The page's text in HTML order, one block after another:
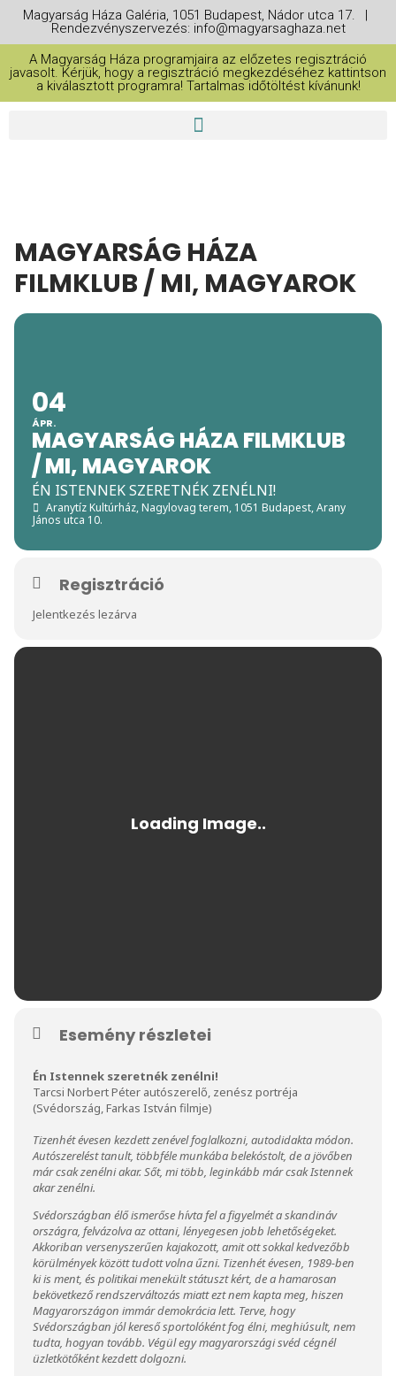
Magyarság Háza Galéria, 1051 Budapest, Nádor utca 17. |
Rendezvényszervezés: info@magyarsaghaza.net
A Magyarság Háza programjaira az előzetes regisztráció
javasolt. Kérjük, hogy a regisztráció megkezdéséhez kattintson
a kiválasztott programra! Tartalmas időtöltést kívánunk!
MAGYARSÁG HÁZA
FILMKLUB / MI, MAGYAROK
04
ÁPR.
MAGYARSÁG HÁZA FILMKLUB
/ MI, MAGYAROK
ÉN ISTENNEK SZERETNÉK ZENÉLNI!
Aranytíz Kultúrház, Nagylovag terem, 1051 Budapest, Arany
János utca 10.
Regisztráció
Jelentkezés lezárva
Esemény részletei
Én Istennek szeretnék zenélni!
Tarcsi Norbert Péter autószerelő, zenész portréja
(Svédország, Farkas István filmje)
Tizenhét évesen kezdett zenével foglalkozni, autodidakta módon.
Autószerelést tanult, többféle munkába belekóstolt, de a jövőben
már csak zenélni akar. Sőt, mi több, leginkább már csak Istennek
akar zenélni.
Svédországban élő ismerőse hívta fel a figyelmét a skandináv
országra, felvázolva az ottani, lényegesen jobb lehetőségeket.
Akkoriban versenyszerűen kajakozott, amit ott sokkal kedvezőbb
körülmények között tudott volna űzni. Tizenhét évesen, 1989-ben
ki is ment, és politikai menekült státuszt kért, de a hamarosan
bekövetkező rendszerváltozás miatt ezt nem kapta meg, hiszen
Magyarországon immár demokrácia lett. Terve, hogy
Svédországban jól kereső sportolóként fog élni, meghiúsult, nem
tudta, hogyan tovább. Végül egy magyarországi svéd cégnél
üzletkötőként kezdett dolgozni.